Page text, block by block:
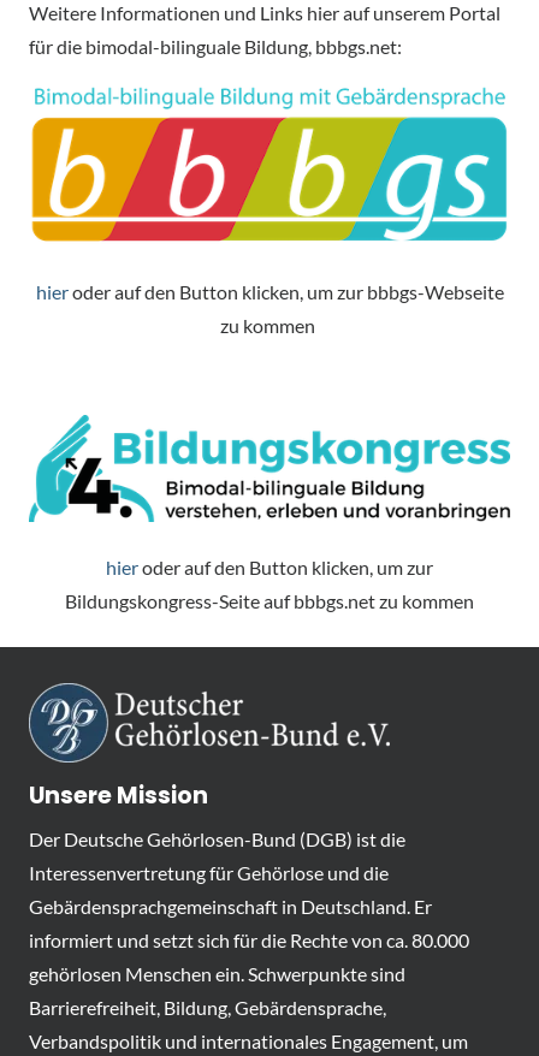
Weitere Informationen und Links hier auf unserem Portal
für die bimodal-bilinguale Bildung, bbbgs.net:
hieroder auf den Button klicken, um zur bbbgs-Webseite
zu kommen
hieroder auf den Button klicken, um zur
Bildungskongress-Seite auf bbbgs.net zu kommen
Unsere Mission
Der Deutsche Gehörlosen-Bund (DGB) ist die
Interessenvertretung für Gehörlose und die
Gebärdensprachgemeinschaft in Deutschland. Er
informiert und setzt sich für die Rechte von ca. 80.000
gehörlosen Menschen ein. Schwerpunkte sind
Barrierefreiheit, Bildung, Gebärdensprache,
Verbandspolitik und internationales Engagement, um